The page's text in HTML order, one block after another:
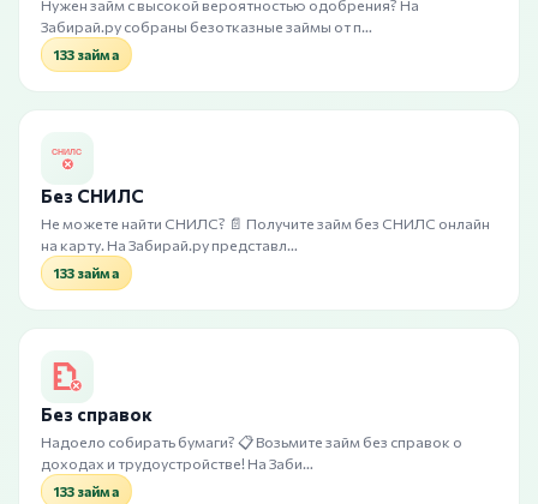
Нужен займ с высокой вероятностью одобрения? На
Забирай.ру собраны безотказные займы от п…
133 займа
Без СНИЛС
Не можете найти СНИЛС? 📄 Получите займ без СНИЛС онлайн
на карту. На Забирай.ру представл…
133 займа
Без справок
Надоело собирать бумаги? 📋 Возьмите займ без справок о
доходах и трудоустройстве! На Заби…
133 займа